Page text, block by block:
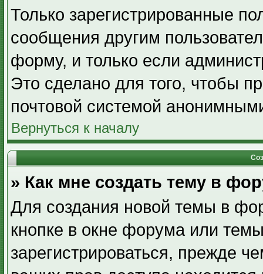
Только зарегистрированные
сообщения другим
форму, и только если
Это сделано для того, чтобы
почтовой системой
Вернуться к началу
» Как мне создать тему в
Для создания новой темы в
кнопке в окне форума или
зарегистрироваться, прежде